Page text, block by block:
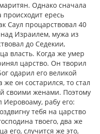
Однако сначала
ересь
Саул процарствовал 40
Израилем, мужа из
до Седекии,
власть. Когда же умер
царство. Он творил
одарил его великой
он состарился, то стал
своими женами. Поэтому
Иеровоаму, рабу его:
тебя на царство
твоего, два же
его, случится же это,